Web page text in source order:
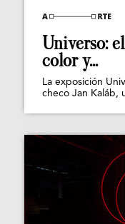
Universo:
color y...
La exposición
checo Jan Kaláb,